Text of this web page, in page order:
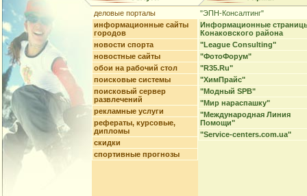
деловые порталы
информационные сайты
городов
новости спорта
новостные сайты
обои на рабочий стол
поисковые системы
поисковый сервер
развлечений
рекламные услуги
рефераты, курсовые,
дипломы
скидки
спортивные прогнозы
"ЭПН-Консалтинг"
Информационные
Конаковского района
"League Consulting"
"ФотоФорум"
"R35.Ru"
"ХимПрайс"
"Модный SPB"
"Мир нараспашку"
"Международная Линия
Помощи"
"Service-centers.com.ua"